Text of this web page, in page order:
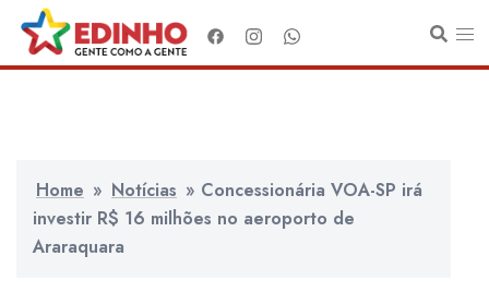
para
o
Home » Notícias » Concessionária VOA-SP irá
investir R$ 16 milhões no aeroporto de
Araraquara